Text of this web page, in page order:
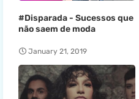
#Disparada - Sucessos que
não saem de moda
January 21, 2019